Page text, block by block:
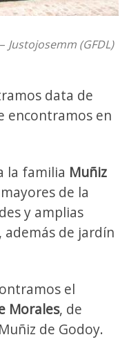
Justojosemm (GFDL)
data de
encontramos en
la familia Muñiz
de la
y amplias
de jardín
el
Morales, de
de Godoy.